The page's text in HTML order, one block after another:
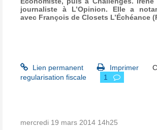
journaliste à L’Opinion. Elle a
avec François de Closets L’Échéance
Lien permanent Imprimer
regularisation fiscale
1
mercredi 19 mars 2014 14h25